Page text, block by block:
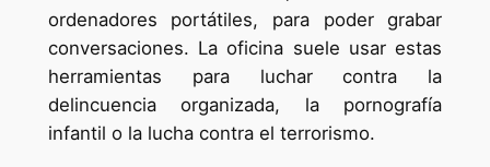
ordenadores portátiles, para poder grabar
conversaciones. La oficina suele usar estas
herramientas para luchar contra la
delincuencia organizada, la pornografía
infantil o la lucha contra el terrorismo.